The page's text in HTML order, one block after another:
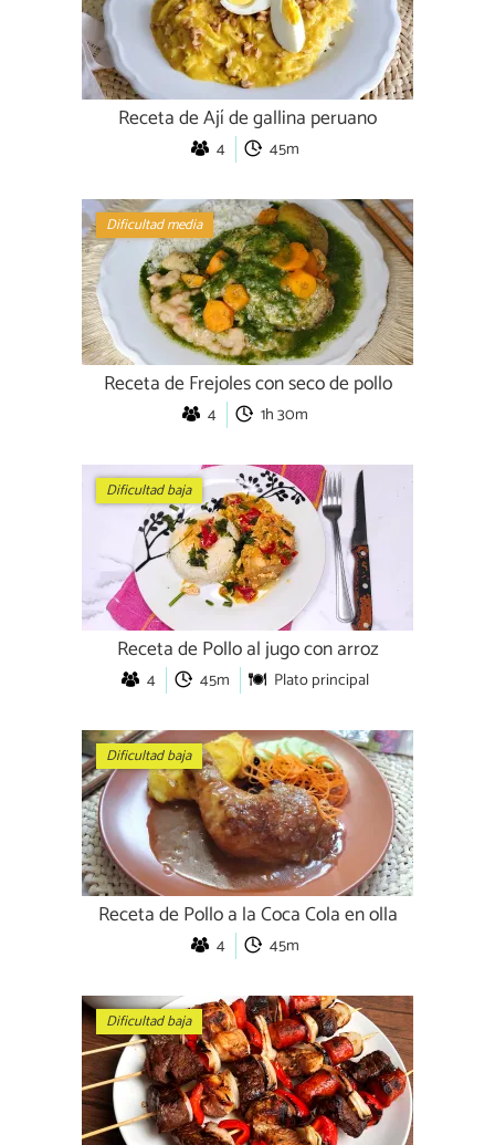
Receta de Ají de gallina peruano
4 45m
Dificultad media
Receta de Frejoles con seco de pollo
4 1h 30m
Dificultad baja
Receta de Pollo al jugo con arroz
4 45m Plato principal
Dificultad baja
Receta de Pollo a la Coca Cola en olla
4 45m
Dificultad baja